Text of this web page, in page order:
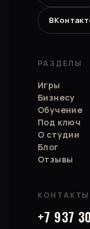
РАЗДЕЛЫ
Игры
Бизнесу
Обучение
Под ключ
О студии
Блог
Отзывы
КОНТАКТЫ
+7 937